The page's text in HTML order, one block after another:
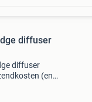
diffuser
diffuser
(en